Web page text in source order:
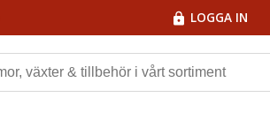
LOGGA IN